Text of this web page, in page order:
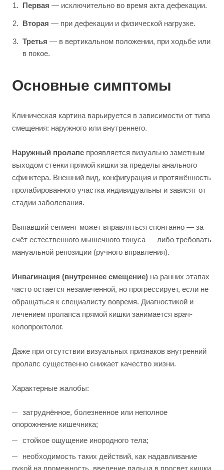
Первая — исключительно во время акта дефекации.
Вторая — при дефекации и физической нагрузке.
Третья — в вертикальном положении, при ходьбе или
в покое.
Основные симптомы
Клиническая картина варьируется в зависимости от типа
смещения: наружного или внутреннего.
Наружный пролапс проявляется визуально заметным
выходом стенки прямой кишки за пределы анального
сфинктера. Внешний вид, конфигурация и протяжённость
пролабированного участка индивидуальны и зависят от
стадии заболевания.
Выпавший сегмент может вправляться спонтанно — за
счёт естественного мышечного тонуса — либо требовать
мануальной репозиции (ручного вправления).
Инвагинация (внутреннее смещение) на ранних этапах
часто остается незамеченной, но прогрессирует, если не
обращаться к специалисту вовремя. Диагностикой и
лечением пролапса прямой кишки занимается врач-
колопроктолог.
Даже при отсутствии визуальных признаков внутренний
пролапс существенно снижает качество жизни.
Характерные жалобы:
затруднённое, болезненное или неполное
опорожнение кишечника;
стойкое ощущение инородного тела;
необходимость таких действий, как надавливание
рукой на промежность, введение пальца в просвет кишки